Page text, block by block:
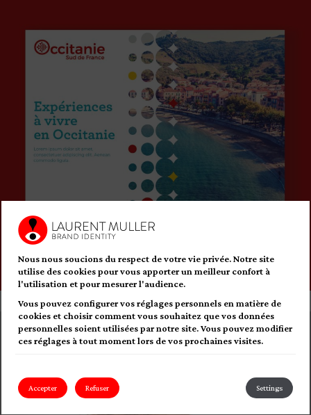
Nous nous soucions du respect de votre vie privée.Notre site
utilise des cookies pour vous apporter un meilleur confort à
l'utilisation et pour mesurer l'audience.
Vous pouvez configurer vos réglages personnels en matière de
cookies et choisir comment vous souhaitez que vos données
personnelles soient utilisées par notre site. Vous pouvez modifier
ces réglages à tout moment lors de vos prochaines visites.
Accepter Settings
Refuser